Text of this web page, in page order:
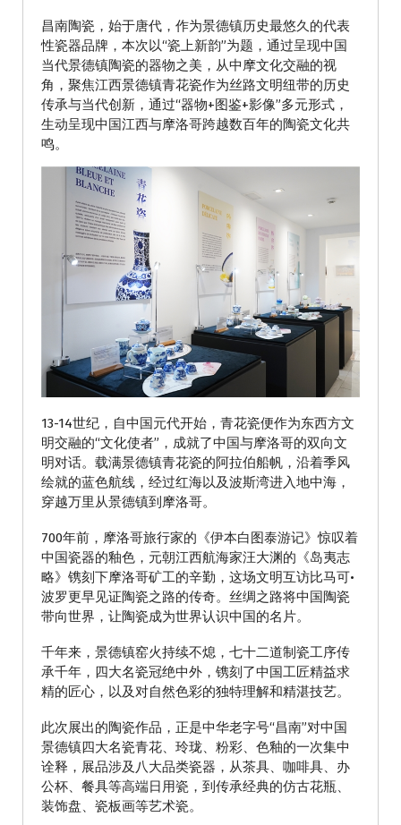
昌南陶瓷，始于唐代，作为景德镇历史最悠久的代表
性瓷器品牌，本次以“瓷上新韵”为题，通过呈现中国
当代景德镇陶瓷的器物之美，从中摩文化交融的视
角，聚焦江西景德镇青花瓷作为丝路文明纽带的历史
传承与当代创新，通过“器物+图鉴+影像”多元形式，
生动呈现中国江西与摩洛哥跨越数百年的陶瓷文化共
鸣。
13-14世纪，自中国元代开始，青花瓷便作为东西方文
明交融的“文化使者”，成就了中国与摩洛哥的双向文
明对话。载满景德镇青花瓷的阿拉伯船帆，沿着季风
绘就的蓝色航线，经过红海以及波斯湾进入地中海，
穿越万里从景德镇到摩洛哥。
700年前，摩洛哥旅行家的《伊本白图泰游记》惊叹着
中国瓷器的釉色，元朝江西航海家汪大渊的《岛夷志
略》镌刻下摩洛哥矿工的辛勤，这场文明互访比马可•
波罗更早见证陶瓷之路的传奇。丝绸之路将中国陶瓷
带向世界，让陶瓷成为世界认识中国的名片。
千年来，景德镇窑火持续不熄，七十二道制瓷工序传
承千年，四大名瓷冠绝中外，镌刻了中国工匠精益求
精的匠心，以及对自然色彩的独特理解和精湛技艺。
此次展出的陶瓷作品，正是中华老字号“昌南”对中国
景德镇四大名瓷青花、玲珑、粉彩、色釉的一次集中
诠释，展品涉及八大品类瓷器，从茶具、咖啡具、办
公杯、餐具等高端日用瓷，到传承经典的仿古花瓶、
装饰盘、瓷板画等艺术瓷。